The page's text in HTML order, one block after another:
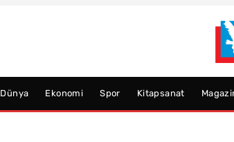
Dünya Ekonomi Spor Kitapsanat